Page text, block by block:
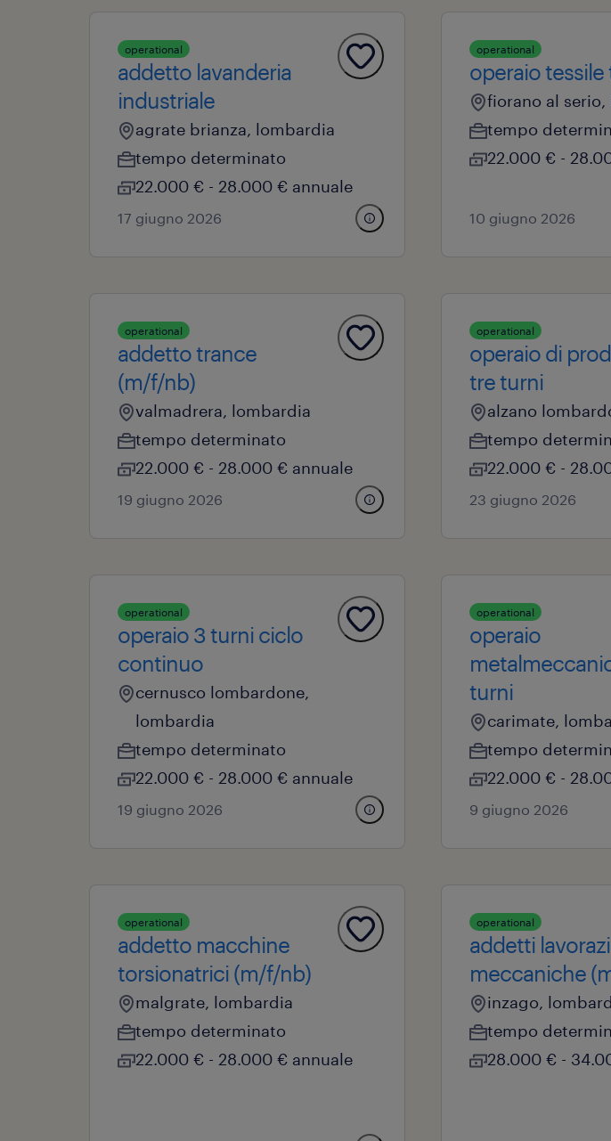
operational
addetto lavanderia
industriale
agrate brianza, lombardia
tempo determinato
22.000 € - 28.000 € annuale
17 giugno 2026
operational
operaio
fiorano al
tempo
22.000 € -
10 giugno 2026
operational
addetto trance
(m/f/nb)
valmadrera, lombardia
tempo determinato
22.000 € - 28.000 € annuale
19 giugno 2026
operational
operaio di
tre turni
alzano
tempo
22.000 € -
23 giugno 2026
operational
operaio 3 turni ciclo
continuo
cernusco lombardone,
lombardia
tempo determinato
22.000 € - 28.000 € annuale
19 giugno 2026
operational
operaio
turni
carimate,
tempo
22.000 € -
9 giugno 2026
operational
addetto macchine
torsionatrici (m/f/nb)
malgrate, lombardia
tempo determinato
22.000 € - 28.000 € annuale
operational
addetti
meccaniche
inzago,
tempo
28.000 € -